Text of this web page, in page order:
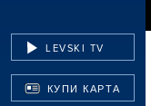
LEVSKI TV
КУПИ КАРТА